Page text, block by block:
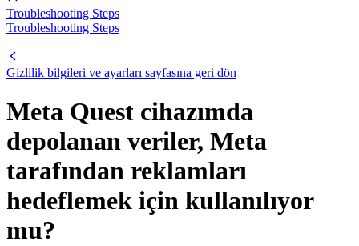
Troubleshooting Steps
Troubleshooting Steps
Gizlilik bilgileri ve ayarları sayfasına geri dön
Meta Quest cihazımda
depolanan veriler, Meta
tarafından reklamları
hedeflemek için kullanılıyor
mu?